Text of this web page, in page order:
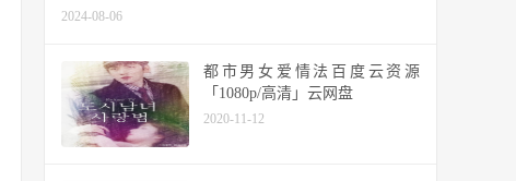
2024-08-06
都市男女爱情法百度云资源
「1080p/高清」云网盘
2020-11-12